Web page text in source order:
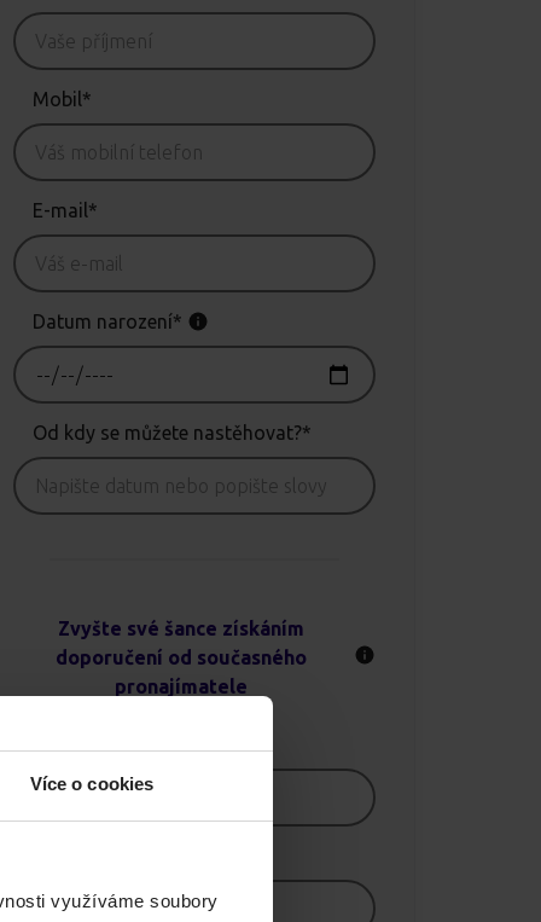
Více o cookies
využíváme soubory
Mobil*
E-mail*
Datum narození*
Od kdy se můžete nastěhovat?*
Zvyšte své šance získáním
doporučení od současného
pronajímatele